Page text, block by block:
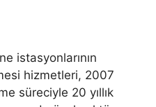
istasyonlarının
hizmetleri, 2007
süreciyle 20 yıllık